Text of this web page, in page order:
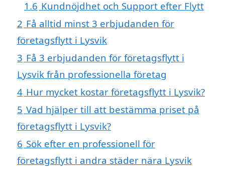
1.6 Kundnöjdhet och Support efter Flytt
2 Få alltid minst 3 erbjudanden för
företagsflytt i Lysvik
3 Få 3 erbjudanden för företagsflytt i
Lysvik från professionella företag
4 Hur mycket kostar företagsflytt i Lysvik?
5 Vad hjälper till att bestämma priset på
företagsflytt i Lysvik?
6 Sök efter en professionell för
företagsflytt i andra städer nära Lysvik